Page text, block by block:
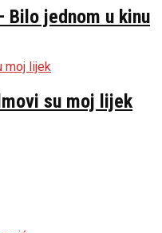
Bilo jednom u kinu
su moj lijek